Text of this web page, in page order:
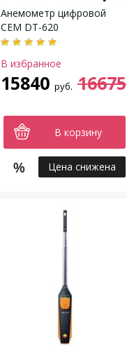
Анемометр цифровой
CEM DT-620
В избранное
15840 руб. 16675
В корзину
Цена снижена